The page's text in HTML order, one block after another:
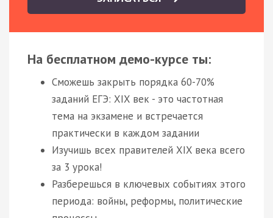
На бесплатном демо-курсе ты:
Сможешь закрыть порядка 60-70%
заданий ЕГЭ: XIX век - это частотная
тема на экзамене и встречается
практически в каждом задании
Изучишь всех правителей XIX века всего
за 3 урока!
Разберешься в ключевых событиях этого
периода: войны, реформы, политические